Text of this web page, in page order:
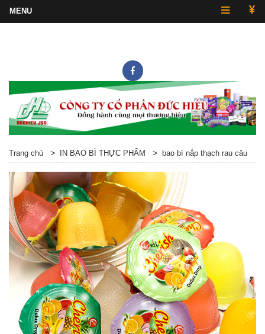
Trang chủ > IN BAO BÌ THỰC PHẨM > bao bì nắp thạch rau câu